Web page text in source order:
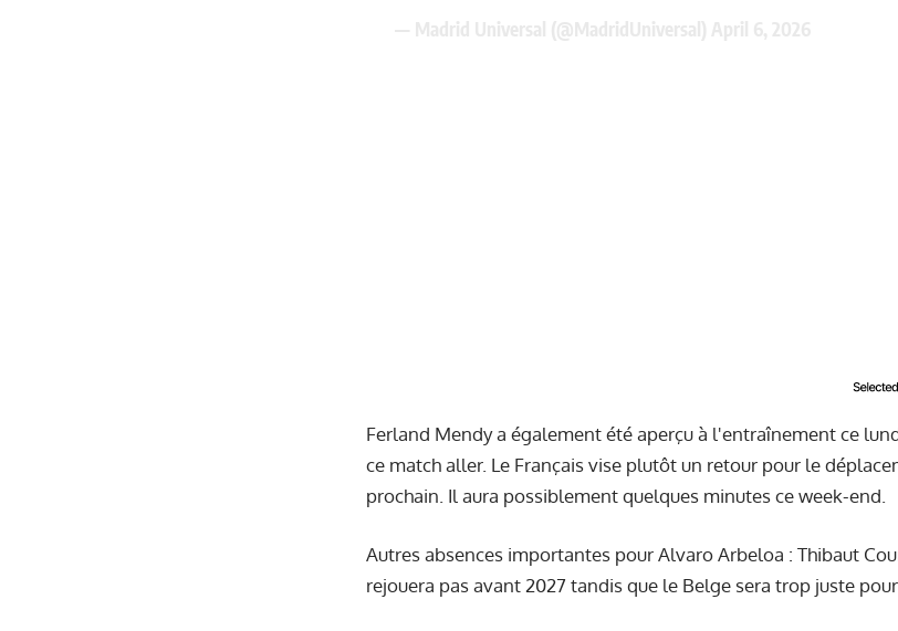
Ferland Mendy a également été aperçu à l'entraînement ce
ce match aller. Le Français vise plutôt un retour pour le
prochain. Il aura possiblement quelques minutes ce week-end.
Autres absences importantes pour Alvaro Arbeloa : Thibaut
rejouera pas avant 2027 tandis que le Belge sera trop juste